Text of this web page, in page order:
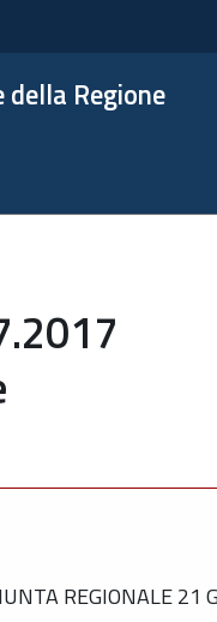
Regione
REGIONALE 21